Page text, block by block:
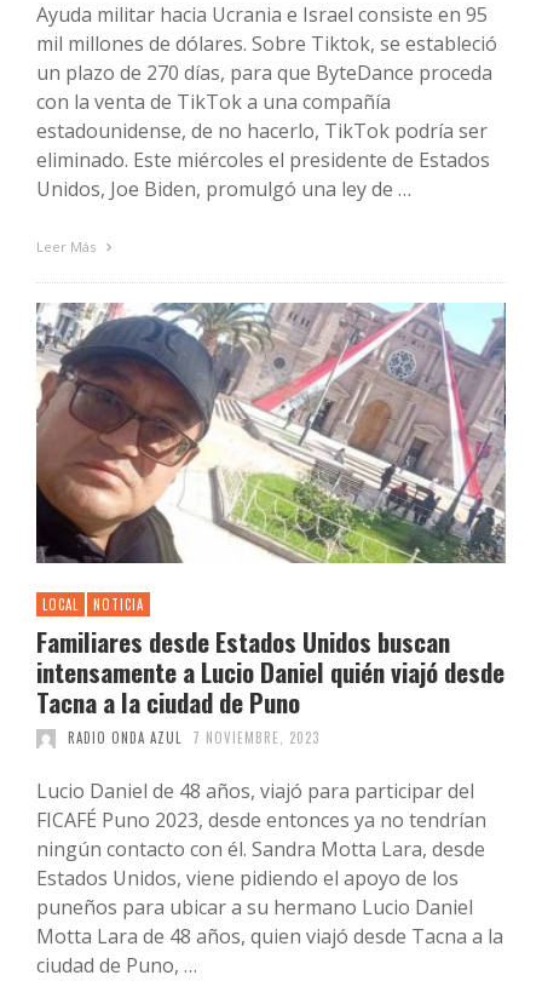
Ayuda militar hacia Ucrania e Israel consiste en 95
mil millones de dólares. Sobre Tiktok, se estableció
un plazo de 270 días, para que ByteDance proceda
con la venta de TikTok a una compañía
estadounidense, de no hacerlo, TikTok podría ser
eliminado. Este miércoles el presidente de Estados
Unidos, Joe Biden, promulgó una ley de …
Leer Más
LOCAL NOTICIA
Familiares desde Estados Unidos buscan
intensamente a Lucio Daniel quién viajó desde
Tacna a la ciudad de Puno
RADIO ONDA AZUL 7 NOVIEMBRE, 2023
Lucio Daniel de 48 años, viajó para participar del
FICAFÉ Puno 2023, desde entonces ya no tendrían
ningún contacto con él. Sandra Motta Lara, desde
Estados Unidos, viene pidiendo el apoyo de los
puneños para ubicar a su hermano Lucio Daniel
Motta Lara de 48 años, quien viajó desde Tacna a la
ciudad de Puno, …